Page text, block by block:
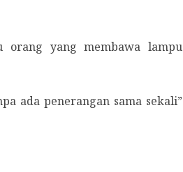
orang yang membawa lampu
ada penerangan sama sekali”